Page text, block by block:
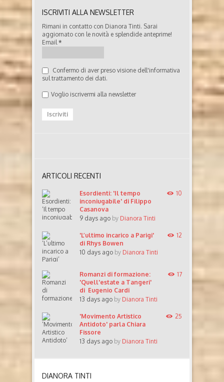
ISCRIVITI ALLA NEWSLETTER
Rimani in contatto con Dianora Tinti. Sarai
aggiornato con le novità e splendide anteprime!
Email *
Confermo di aver preso visione dell'informativa
sul trattamento dei dati.
Voglio iscrivermi alla newsletter
ARTICOLI RECENTI
Esordienti: 'Il tempo
inconiugabile' di Filippo
Casanova
9 days ago by Dianora Tinti
10
'L’ultimo incarico a Parigi'
di Rhys Bowen
10 days ago by Dianora Tinti
12
Romanzi di formazione:
'Quell'estate a Tangeri'
di Eugenio Cardi
13 days ago by Dianora Tinti
17
'Movimento Artistico
Antidoto' parla Chiara
Fissore
13 days ago by Dianora Tinti
25
DIANORA TINTI